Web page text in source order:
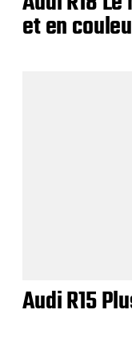
et en
Audi R15